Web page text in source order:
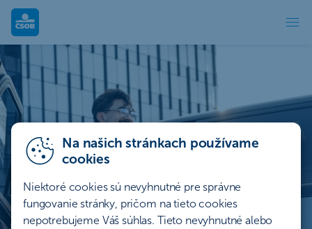
Na našich stránkach používame
cookies
Niektoré cookies sú nevyhnutné pre správne
fungovanie stránky, pričom na tieto cookies
nepotrebujeme Váš súhlas. Tieto nevyhnutné alebo
Leasing - Podnikatelia a firmy - ČSOB